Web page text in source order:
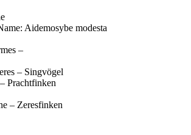
Aidemosybe modesta
–
– Singvögel
Prachtfinken
– Zeresfinken